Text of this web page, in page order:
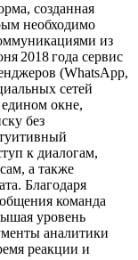
созданная
необходимо
из
2018 года сервис
(WhatsApp,
сетей
окне,
без
к диалогам,
а также
Благодаря
команда
уровень
аналитики
реакции и